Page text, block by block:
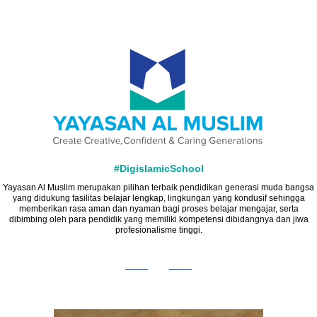
#DigislamicSchool
Yayasan Al Muslim merupakan pilihan terbaik pendidikan generasi muda bangsa
yang didukung fasilitas belajar lengkap, lingkungan yang kondusif sehingga
memberikan rasa aman dan nyaman bagi proses belajar mengajar, serta
dibimbing oleh para pendidik yang memiliki kompetensi dibidangnya dan jiwa
profesionalisme tinggi.